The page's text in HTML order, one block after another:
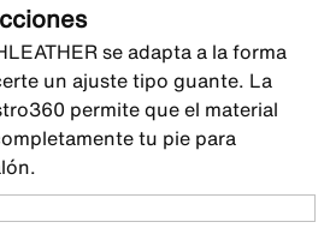
se adapta a la forma
un ajuste tipo guante. La
permite que el material
tu pie para